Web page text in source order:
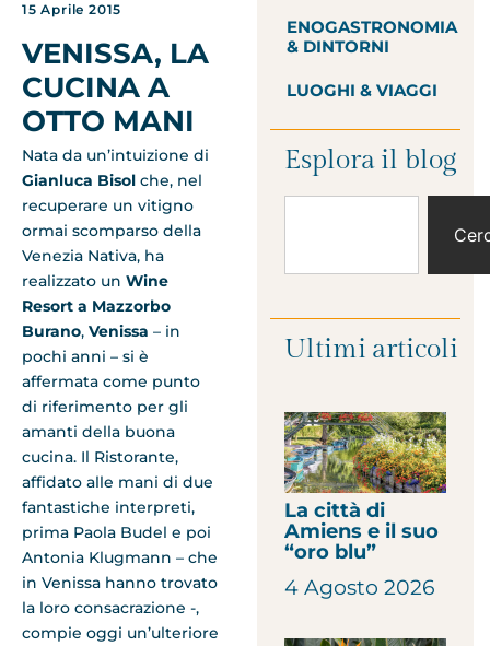
15 Aprile 2015
VENISSA, LA
CUCINA A
OTTO MANI
Nata da un’intuizione di
Gianluca Bisol che, nel
recuperare un vitigno
ormai scomparso della
Venezia Nativa, ha
realizzato un Wine
Resort a Mazzorbo
Burano, Venissa – in
pochi anni – si è
affermata come punto
di riferimento per gli
amanti della buona
cucina. Il Ristorante,
affidato alle mani di due
fantastiche interpreti,
prima Paola Budel e poi
Antonia Klugmann – che
in Venissa hanno trovato
la loro consacrazione -,
compie oggi un’ulteriore
ENOGASTRONOMIA
& DINTORNI
LUOGHI & VIAGGI
Esplora il blog
Ultimi articoli
La città di
Amiens e il suo
“oro blu”
4 Agosto 2026